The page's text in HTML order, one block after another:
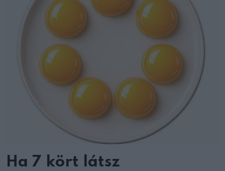
Ha 7 kört látsz